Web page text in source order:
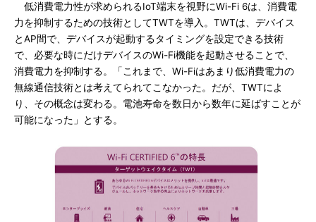
低消費電力性が求められるIoT端末を視野にWi-Fi 6は、消費電
力を抑制するための技術としてTWTを導入。TWTは、デバイス
とAP間で、デバイスが起動するタイミングを設定できる技術
で、必要な時にだけデバイスのWi-Fi機能を起動させることで、
消費電力を抑制する。「これまで、Wi-Fiはあまり低消費電力の
無線通信技術とは考えてられてこなかった。だが、TWTによ
り、その概念は変わる。電池寿命を数日から数年に延ばすことが
可能になった」とする。